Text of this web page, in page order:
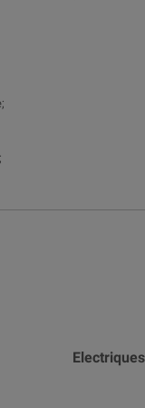
Electriques